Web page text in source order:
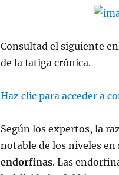
Consultad el siguiente
de la fatiga crónica.
Haz clic para acceder a
Según los expertos, la
notable de los niveles en
endorfinas. Las